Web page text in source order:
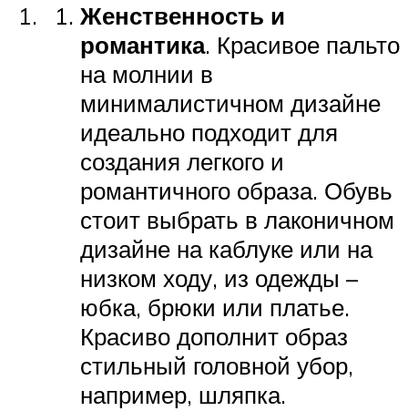
Женственность и
романтика. Красивое пальто
на молнии в
минималистичном дизайне
идеально подходит для
создания легкого и
романтичного образа. Обувь
стоит выбрать в лаконичном
дизайне на каблуке или на
низком ходу, из одежды –
юбка, брюки или платье.
Красиво дополнит образ
стильный головной убор,
например, шляпка.